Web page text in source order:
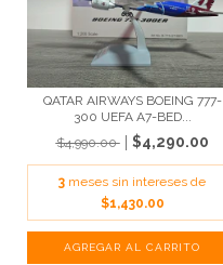
QATAR AIRWAYS BOEING 777-
300 UEFA A7-BED...
$4,990.00
$4,290.00
3 meses sin intereses de
$1,430.00